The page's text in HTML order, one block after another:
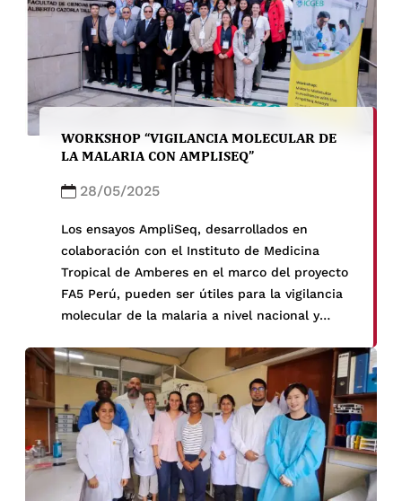
Tulane University y la University of Miami
dedicada al fortalecimiento de capacidades
en ética en investigación e integridad
científica en Perú y América Latina.
WORKSHOP “VIGILANCIA MOLECULAR DE
LA MALARIA CON AMPLISEQ”
28/05/2025
Los ensayos AmpliSeq, desarrollados en
colaboración con el Instituto de Medicina
Tropical de Amberes en el marco del proyecto
FA5 Perú, pueden ser útiles para la vigilancia
molecular de la malaria a nivel nacional y